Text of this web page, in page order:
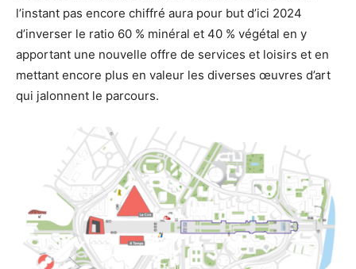
l’instant pas encore chiffré aura pour but d’ici 2024
d’inverser le ratio 60 % minéral et 40 % végétal en y
apportant une nouvelle offre de services et loisirs et en
mettant encore plus en valeur les diverses œuvres d’art
qui jalonnent le parcours.